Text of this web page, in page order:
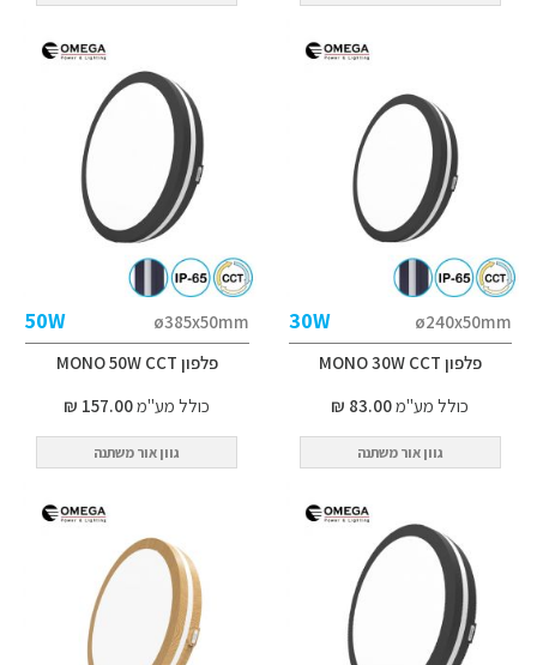
ø240x50mm
30W
פלפון MONO 30W CCT
כולל מע"מ83.00 ₪
גוון אור משתנה
ø385x50mm
50W
פלפון MONO 50W CCT
כולל מע"מ157.00 ₪
גוון אור משתנה